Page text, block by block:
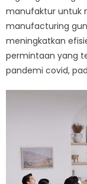
manufaktur untuk
manufacturing
meningkatkan
permintaan yang
pandemi covid,